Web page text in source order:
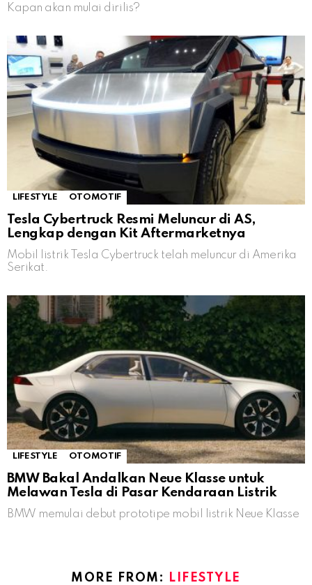
Kapan akan mulai dirilis?
LIFESTYLE OTOMOTIF
Tesla Cybertruck Resmi Meluncur di AS,
Lengkap dengan Kit Aftermarketnya
Mobil listrik Tesla Cybertruck telah meluncur di Amerika
Serikat.
LIFESTYLE OTOMOTIF
BMW Bakal Andalkan Neue Klasse untuk
Melawan Tesla di Pasar Kendaraan Listrik
BMW memulai debut prototipe mobil listrik Neue Klasse
MORE FROM: LIFESTYLE